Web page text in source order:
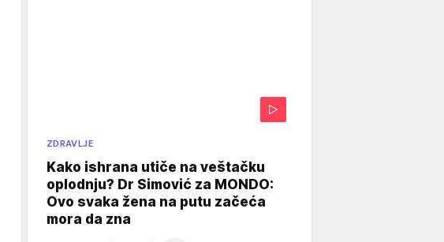
ZDRAVLJE
Kako ishrana utiče na veštačku
oplodnju? Dr Simović za MONDO:
Ovo svaka žena na putu začeća
mora da zna